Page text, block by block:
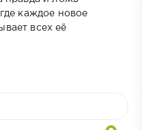
каждое новое
всех её